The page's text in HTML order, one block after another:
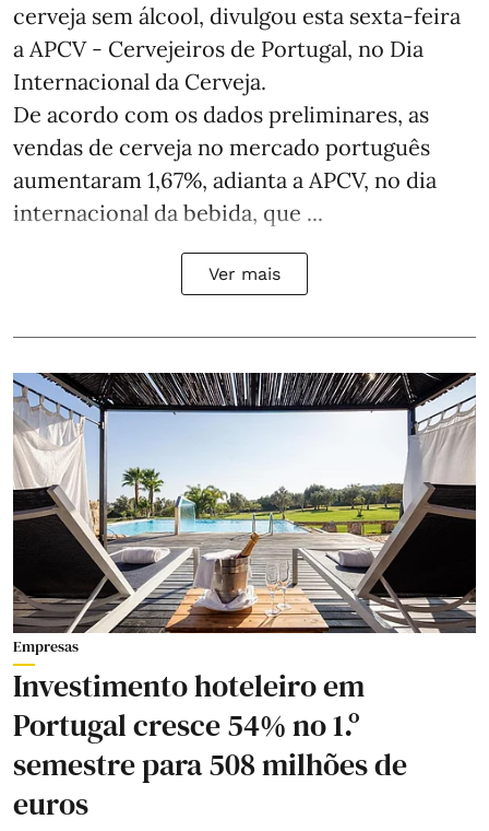
cerveja sem álcool, divulgou esta sexta-feira
a APCV - Cervejeiros de Portugal, no Dia
Internacional da Cerveja.
De acordo com os dados preliminares, as
vendas de cerveja no mercado português
aumentaram 1,67%, adianta a APCV, no dia
internacional da bebida, que ...
Ver mais
Empresas
Investimento hoteleiro em
Portugal cresce 54% no 1.º
semestre para 508 milhões de
euros